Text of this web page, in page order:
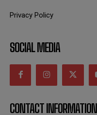
Privacy Policy
SOCIAL MEDIA
CONTACT INFORMATION